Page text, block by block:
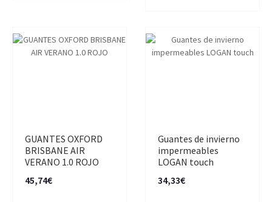
GUANTES OXFORD
BRISBANE AIR
VERANO 1.0 ROJO
45,74€
Guantes de invierno
impermeables
LOGAN touch
34,33€